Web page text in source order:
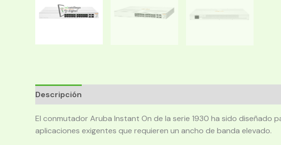
Descripción
El conmutador Aruba Instant On de la serie 1930 ha sido
aplicaciones exigentes que requieren un ancho de banda elevado.